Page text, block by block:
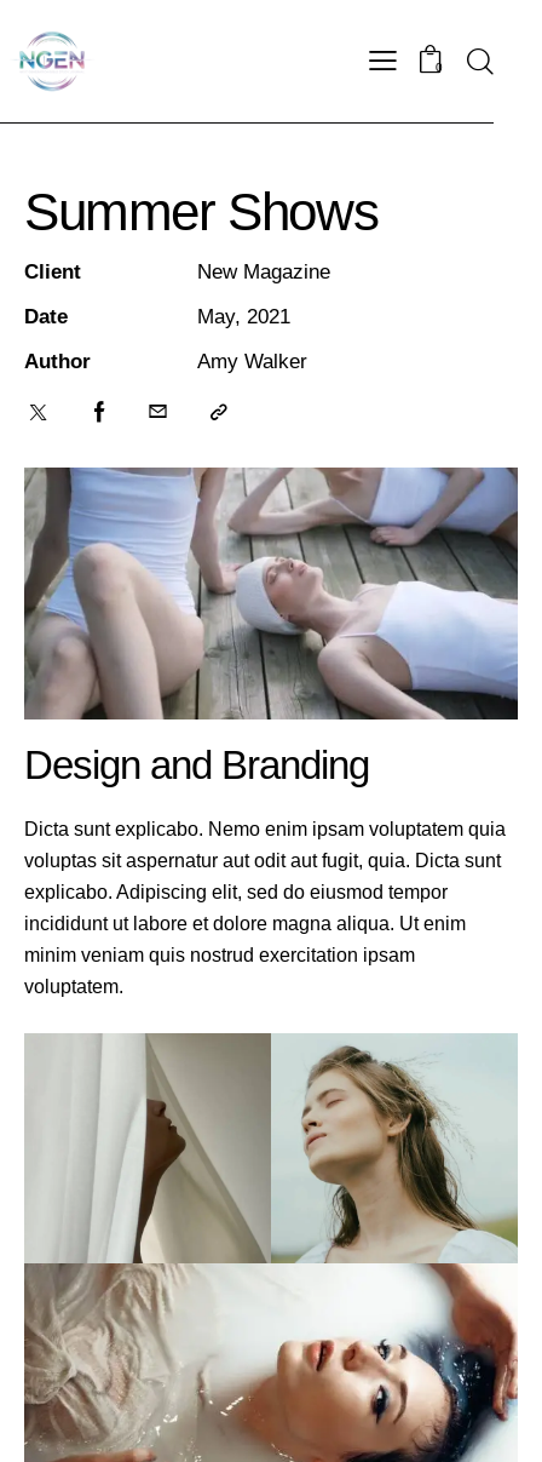
0
Summer Shows
Design and Branding
Dicta sunt explicabo. Nemo enim ipsam voluptatem quia
voluptas sit aspernatur aut odit aut fugit, quia. Dicta sunt
explicabo. Adipiscing elit, sed do eiusmod tempor
incididunt ut labore et dolore magna aliqua. Ut enim
minim veniam quis nostrud exercitation ipsam
voluptatem.
Client
New Magazine
Date
May, 2021
Author
Amy Walker